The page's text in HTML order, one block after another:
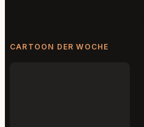
CARTOON DER WOCHE